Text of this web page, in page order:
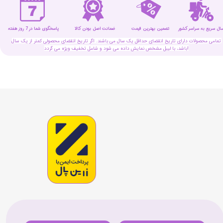
تمامی محصولات دارای تاریخ انقضای حداقل یک سال می باشند. اگر تاریخ انقضای محصولی کمتر از یک سال
باشد، با لیبل مشخص نمایش داده می شود و شامل تخفیف ویژه می گردد!
ضمانت اصل بودن کالا تضمین بهترین قیمت پاسخگوی شما در 7 روز هفته سریع به سراسر کشور